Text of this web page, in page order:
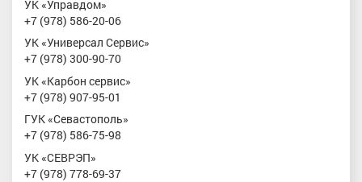
УК «Управдом»
+7 (978) 586-20-06
УК «Универсал Сервис»
+7 (978) 300-90-70
УК «Карбон сервис»
+7 (978) 907-95-01
ГУК «Севастополь»
+7 (978) 586-75-98
УК «СЕВРЭП»
+7 (978) 778-69-37